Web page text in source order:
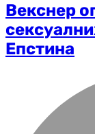
Векснер
Епстина